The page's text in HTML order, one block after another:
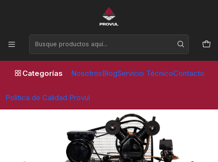
Categorías NosotrosBlogServicio TécnicoContacto
Política de Calidad Provul
Horario de atención Lunes a Viernes de 09:00 a 17:30 horas
Inicio Compresores
COMPRESOR DE PISTÓN PVL 3 HP – 200 L – CABEZAL EN V –